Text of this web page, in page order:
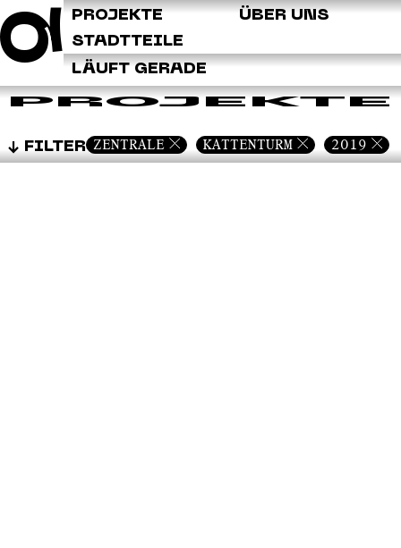
ÜBER UNS
PROJEKTE
STADTTEILE
LÄUFT GERADE
PROJEKTE
FILTER ZENTRALE KATTENTURM 2019